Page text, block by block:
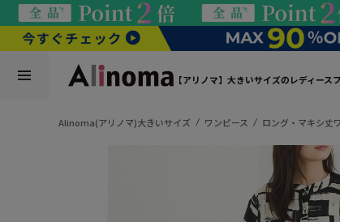
【アリノマ】大きいサイズのレディース
Alinoma(アリノマ)大きいサイズ ワンピース ロング・マキシ丈